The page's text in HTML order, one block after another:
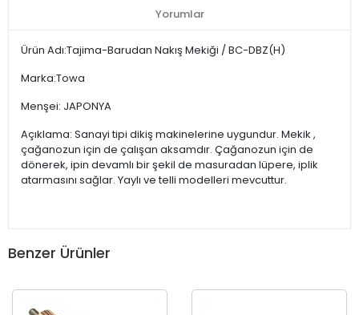
Yorumlar
Ürün Adı:Tajima-Barudan Nakış Mekiği / BC-DBZ(H)
Marka:Towa
Menşei: JAPONYA
Açıklama: Sanayi tipi dikiş makinelerine uygundur. Mekik ,
çağanozun için de çalışan aksamdır. Çağanozun için de
dönerek, ipin devamlı bir şekil de masuradan lüpere, iplik
atarmasını sağlar. Yaylı ve telli modelleri mevcuttur.
Benzer Ürünler